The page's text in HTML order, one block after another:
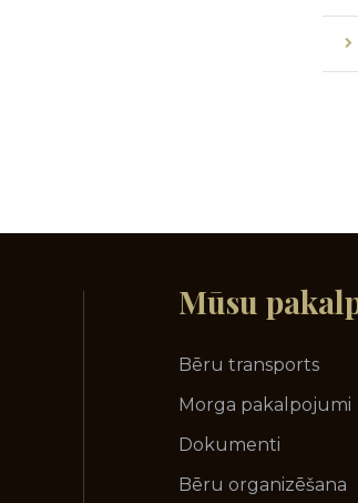
Mūsu
Bēru transports
Morga pakalpojumi
Dokumenti
Bēru organizēšana